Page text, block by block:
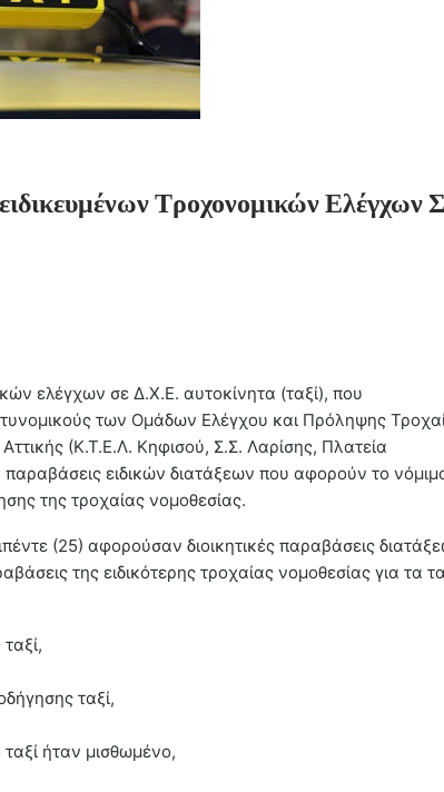
Τροχονομικών Ελέγχων
ελέγχων σε Δ.Χ.Ε. αυτοκίνητα (ταξί), που
των Ομάδων Ελέγχου και Πρόληψης
(Κ.Τ.Ε.Λ. Κηφισού, Σ.Σ. Λαρίσης, Πλατεία
ειδικών διατάξεων που αφορούν το
της τροχαίας νομοθεσίας.
(25) αφορούσαν διοικητικές παραβάσεις
της ειδικότερης τροχαίας νομοθεσίας για τα
ταξί,
ταξί ήταν μισθωμένο,